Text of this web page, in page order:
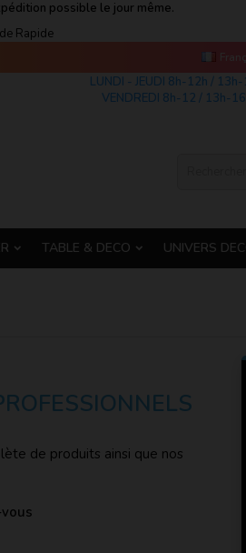
possible le jour même.
Rapide
LUNDI - JEUDI 8h-12h /
VENDREDI 8h-12 / 13h-
TABLE & DECO UNIVERS
de produits ainsi que nos